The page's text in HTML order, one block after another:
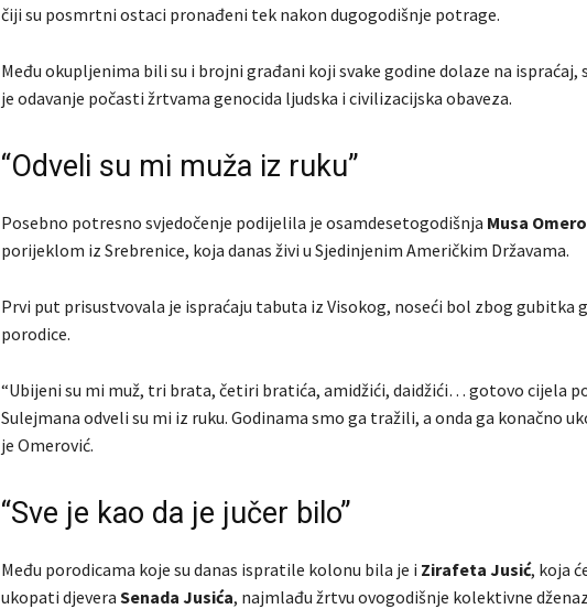
čiji su posmrtni ostaci pronađeni tek nakon dugogodišnje potrage.
Među okupljenima bili su i brojni građani koji svake godine dolaze na ispraćaj,
je odavanje počasti žrtvama genocida ljudska i civilizacijska obaveza.
“Odveli su mi muža iz ruku”
Posebno potresno svjedočenje podijelila je osamdesetogodišnja Musa
porijeklom iz Srebrenice, koja danas živi u Sjedinjenim Američkim Državama.
Prvi put prisustvovala je ispraćaju tabuta iz Visokog, noseći bol zbog gubitka
porodice.
“Ubijeni su mi muž, tri brata, četiri bratića, amidžići, daidžići… gotovo cijela
Sulejmana odveli su mi iz ruku. Godinama smo ga tražili, a onda ga konačno
je Omerović.
“Sve je kao da je jučer bilo”
Među porodicama koje su danas ispratile kolonu bila je i Zirafeta Jusić, koja
ukopati djevera Senada Jusića, najmlađu žrtvu ovogodišnje kolektivne